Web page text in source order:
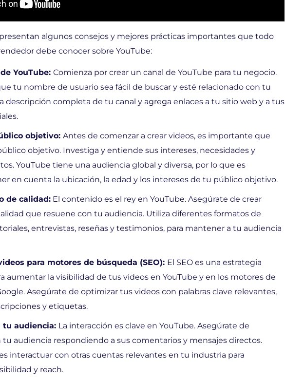
algunos consejos y mejores prácticas importantes que todo
debe conocer sobre YouTube:
YouTube: Comienza por crear un canal de YouTube para tu negocio.
tu nombre de usuario sea fácil de buscar y esté relacionado con tu
descripción completa de tu canal y agrega enlaces a tu sitio web y a tus
objetivo: Antes de comenzar a crear videos, es importante que
objetivo. Investiga y entiende sus intereses, necesidades y
YouTube tiene una audiencia global y diversa, por lo que es
en cuenta la ubicación, la edad y los intereses de tu público objetivo.
de calidad: El contenido es el rey en YouTube. Asegúrate de crear
que resuene con tu audiencia. Utiliza diferentes formatos de
entrevistas, reseñas y testimonios, para mantener a tu audiencia
para motores de búsqueda (SEO): El SEO es una estrategia
aumentar la visibilidad de tus videos en YouTube y en los motores de
Asegúrate de optimizar tus videos con palabras clave relevantes,
y etiquetas.
tu audiencia: La interacción es clave en YouTube. Asegúrate de
audiencia respondiendo a sus comentarios y mensajes directos.
interactuar con otras cuentas relevantes en tu industria para
y reach.